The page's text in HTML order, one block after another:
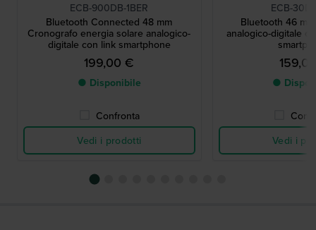
ECB-900DB-1BER
Bluetooth Connected 48 mm
Cronografo energia solare analogico-
digitale con link smartphone
199,00 €
● Disponibile
Confronta
Vedi i prodotti
ECB-
Bluetooth 46
analogico-digitale
●
Vedi i